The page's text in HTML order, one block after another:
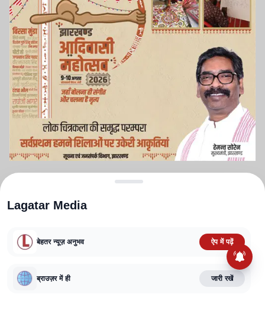
Advertisement
Lagatar Media
बेहतर न्यूज़ अनुभव ऐप में पढ़ें
ब्राउज़र में ही जारी रखें